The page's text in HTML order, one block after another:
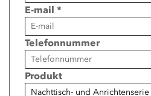
E-mail *
Telefonnummer
Produkt